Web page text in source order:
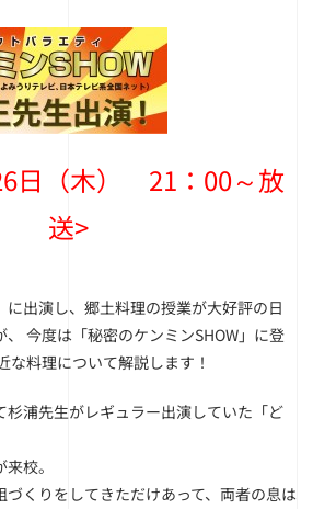
日（木） 21：00～放
送>
に出演し、郷土料理の授業が大好評の日
今度は「秘密のケンミンSHOW」に登
な料理について解説します！
杉浦先生がレギュラー出演していた「ど
校。
づくりをしてきただけあって、両者の息は